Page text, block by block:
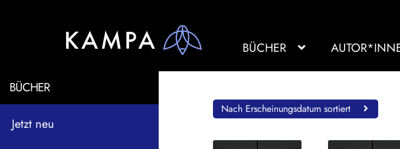
BÜCHER
BÜCHER
Jetzt neu
Nach Erscheinungsdatum sortiert